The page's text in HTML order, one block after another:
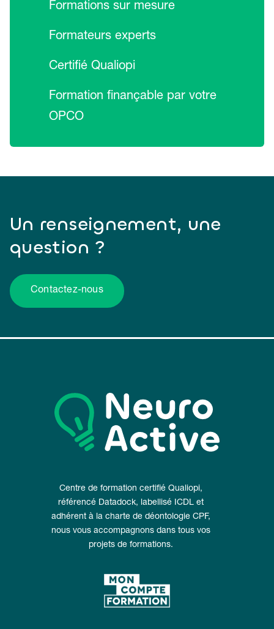
Formations sur mesure
Formateurs experts
Certifié Qualiopi
Formation finançable par votre
OPCO
Un renseignement, une
question ?
Contactez-nous
Centre de formation certifié Qualiopi,
référencé Datadock, labellisé ICDL et
adhérent à la charte de déontologie CPF,
nous vous accompagnons dans tous vos
projets de formations.